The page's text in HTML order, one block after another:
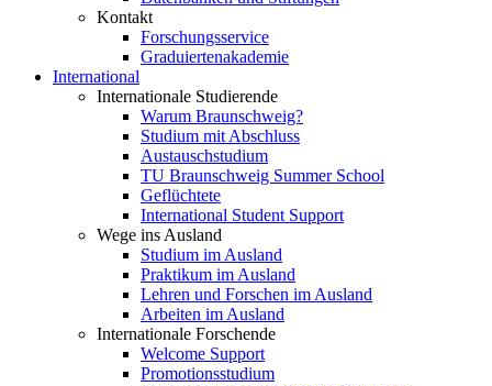
Kontakt
Forschungsservice
Graduiertenakademie
International
Internationale Studierende
Warum Braunschweig?
Studium mit Abschluss
Austauschstudium
TU Braunschweig Summer School
Geflüchtete
International Student Support
Wege ins Ausland
Studium im Ausland
Praktikum im Ausland
Lehren und Forschen im Ausland
Arbeiten im Ausland
Internationale Forschende
Welcome Support
Promotionsstudium